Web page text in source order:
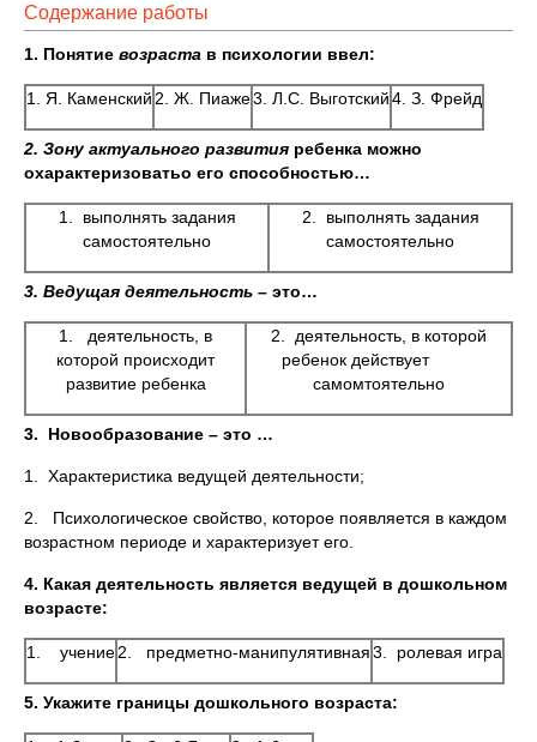
Содержание работы
1. Понятие возраста в психологии ввел:
1. Я. Каменский 2. Ж. Пиаже3. Л.С. Выготский4. З. Фрейд
2. Зону актуального развития ребенка можно
охарактеризоватьо его способностью…
1. выполнять задания
самостоятельно
2. выполнять задания
самостоятельно
3. Ведущая деятельность – это…
1. деятельность, в
которой происходит
развитие ребенка
2. деятельность, в которой
ребенок действует
самомтоятельно
3. Новообразование – это …
1. Характеристика ведущей деятельности;
2. Психологическое свойство, которое появляется в каждом
возрастном периоде и характеризует его.
4. Какая деятельность является ведущей в дошкольном
возрасте:
1. учение2. предметно-манипулятивная3. ролевая игра
5. Укажите границы дошкольного возраста: